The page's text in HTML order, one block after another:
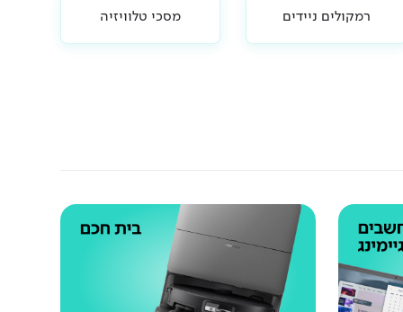
מסכי טלוויזיה רמקולים ניידים